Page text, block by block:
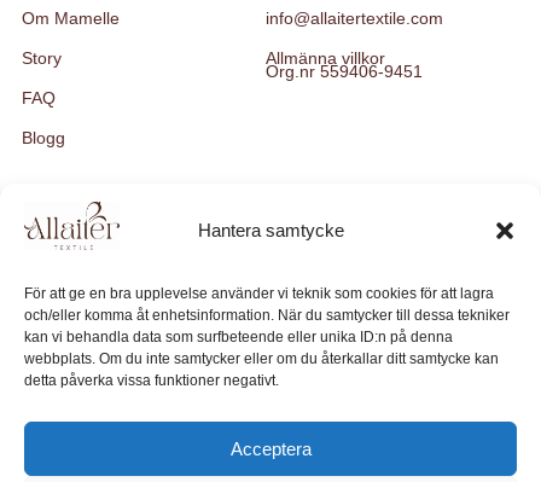
Hantera samtycke
För att ge en bra upplevelse använder vi teknik som cookies för att lagra
och/eller komma åt enhetsinformation. När du samtycker till dessa tekniker
kan vi behandla data som surfbeteende eller unika ID:n på denna
webbplats. Om du inte samtycker eller om du återkallar ditt samtycke kan
detta påverka vissa funktioner negativt.
Acceptera
fokus på funktion, estetik och välmående
Om Mamelle
Story
FAQ
Blogg
info@allaitertextile.com
Allmänna villkor
Org.nr 559406-9451